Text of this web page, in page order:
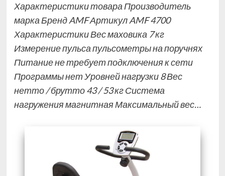
Характеристики товара Производитель
марка Бренд AMF Артикул AMF 4700
Характеристики Вес маховика 7 кг
Измерение пульса пульсометры на поручнях
Питание не требует подключения к сети
Программы нет Уровней нагрузки 8 Вес
нетто / брутто 43 / 53 кг Система
нагружения магнитная Максимальный вес…